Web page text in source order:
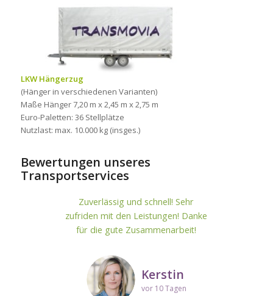
LKW Hängerzug
(Hänger in verschiedenen Varianten)
Maße Hänger 7,20 m x 2,45 m x 2,75 m
Euro-Paletten: 36 Stellplätze
Nutzlast: max. 10.000 kg (insges.)
Bewertungen unseres
Transportservices
Zuverlässig und schnell! Sehr
zufriden mit den Leistungen! Danke
für die gute Zusammenarbeit!
Kerstin
vor 10 Tagen